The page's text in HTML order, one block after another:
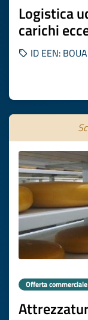
Logistica
carichi
ID EEN:
Offerta commerciale